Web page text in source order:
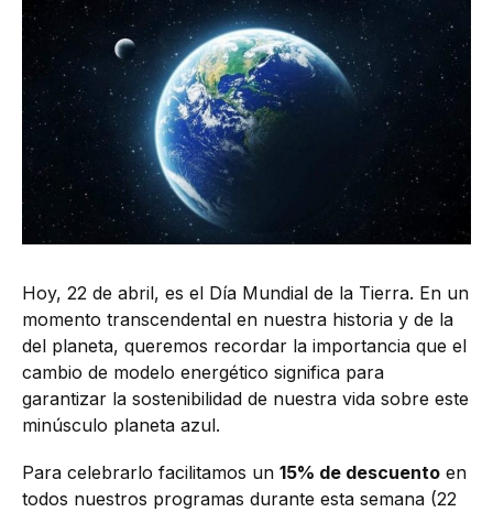
Hoy, 22 de abril, es el Día Mundial de la Tierra. En un
momento transcendental en nuestra historia y de la
del planeta, queremos recordar la importancia que el
cambio de modelo energético significa para
garantizar la sostenibilidad de nuestra vida sobre este
minúsculo planeta azul.
Para celebrarlo facilitamos un 15% de descuento en
todos nuestros programas durante esta semana (22